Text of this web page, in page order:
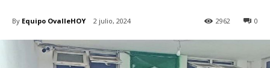
By Equipo OvalleHOY 2 julio, 2024 0
2962